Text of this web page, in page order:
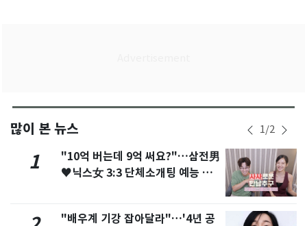
많이 본 뉴스 1/2
1
"10억 버는데 9억 써요?"…삼전男
♥닉스女 3:3 단체소개팅 예능 화
"배우계 기강 잡아달라"…'4년 공